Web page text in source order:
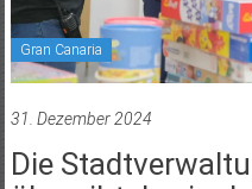
Gran Canaria
31. Dezember 2024
Die